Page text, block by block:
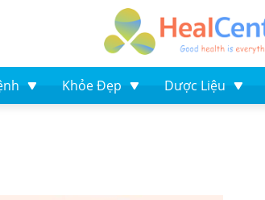
Khỏe Đẹp Dược Liệu